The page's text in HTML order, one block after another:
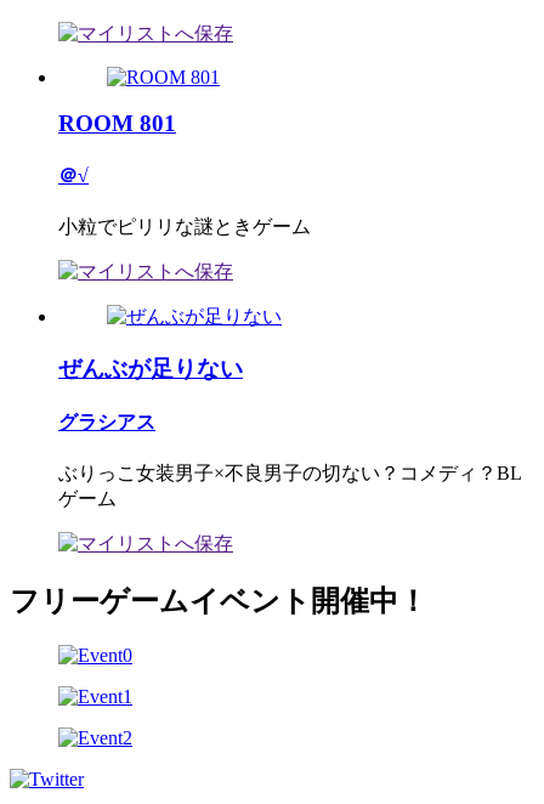
ROOM 801
＠√
小粒でピリリな謎ときゲーム
ぜんぶが足りない
グラシアス
ぶりっこ女装男子×不良男子の切ない？コメディ？BL
ゲーム
フリーゲームイベント開催中！